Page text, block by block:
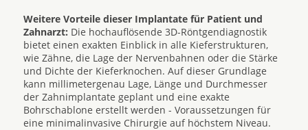
Weitere Vorteile dieser Implantate für Patient und
Zahnarzt: Die hochauflösende 3D-Röntgendiagnostik
bietet einen exakten Einblick in alle Kieferstrukturen,
wie Zähne, die Lage der Nervenbahnen oder die Stärke
und Dichte der Kieferknochen. Auf dieser Grundlage
kann millimetergenau Lage, Länge und Durchmesser
der Zahnimplantate geplant und eine exakte
Bohrschablone erstellt werden - Voraussetzungen für
eine minimalinvasive Chirurgie auf höchstem Niveau.